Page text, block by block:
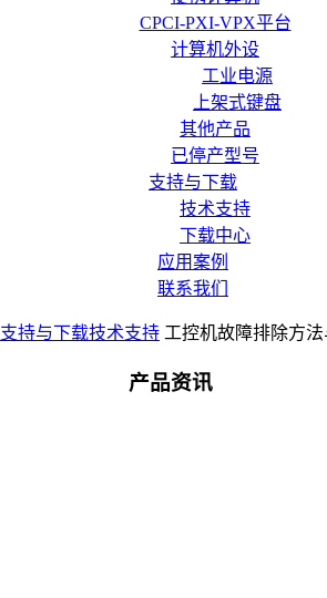
CPCI-PXI-VPX平台
计算机外设
工业电源
上架式键盘
其他产品
已停产型号
支持与下载
技术支持
下载中心
应用案例
联系我们
支持与下载技术支持 工控机故障排除方
产品资讯